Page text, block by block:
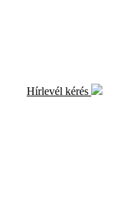
Hírlevél kérés